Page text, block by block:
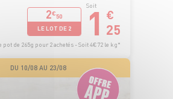
2€50
LE LOT DE 2
Soit
1 €
25
pot de 265g pour 2 achetés - Soit 4€72 le kg*
DU 10/08 AU 23/08